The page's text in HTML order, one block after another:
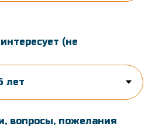
(не
вопросы, пожелания